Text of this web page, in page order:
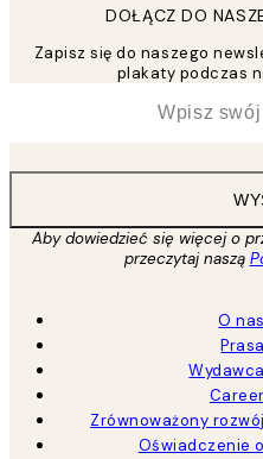
DOŁĄCZ DO
Zapisz się do naszego
plakaty podczas
Aby dowiedzieć się więcej o
przeczytaj naszą
O nas
Prasa
Wydawca
Career
Zrównoważony rozwój
Oświadczenie o